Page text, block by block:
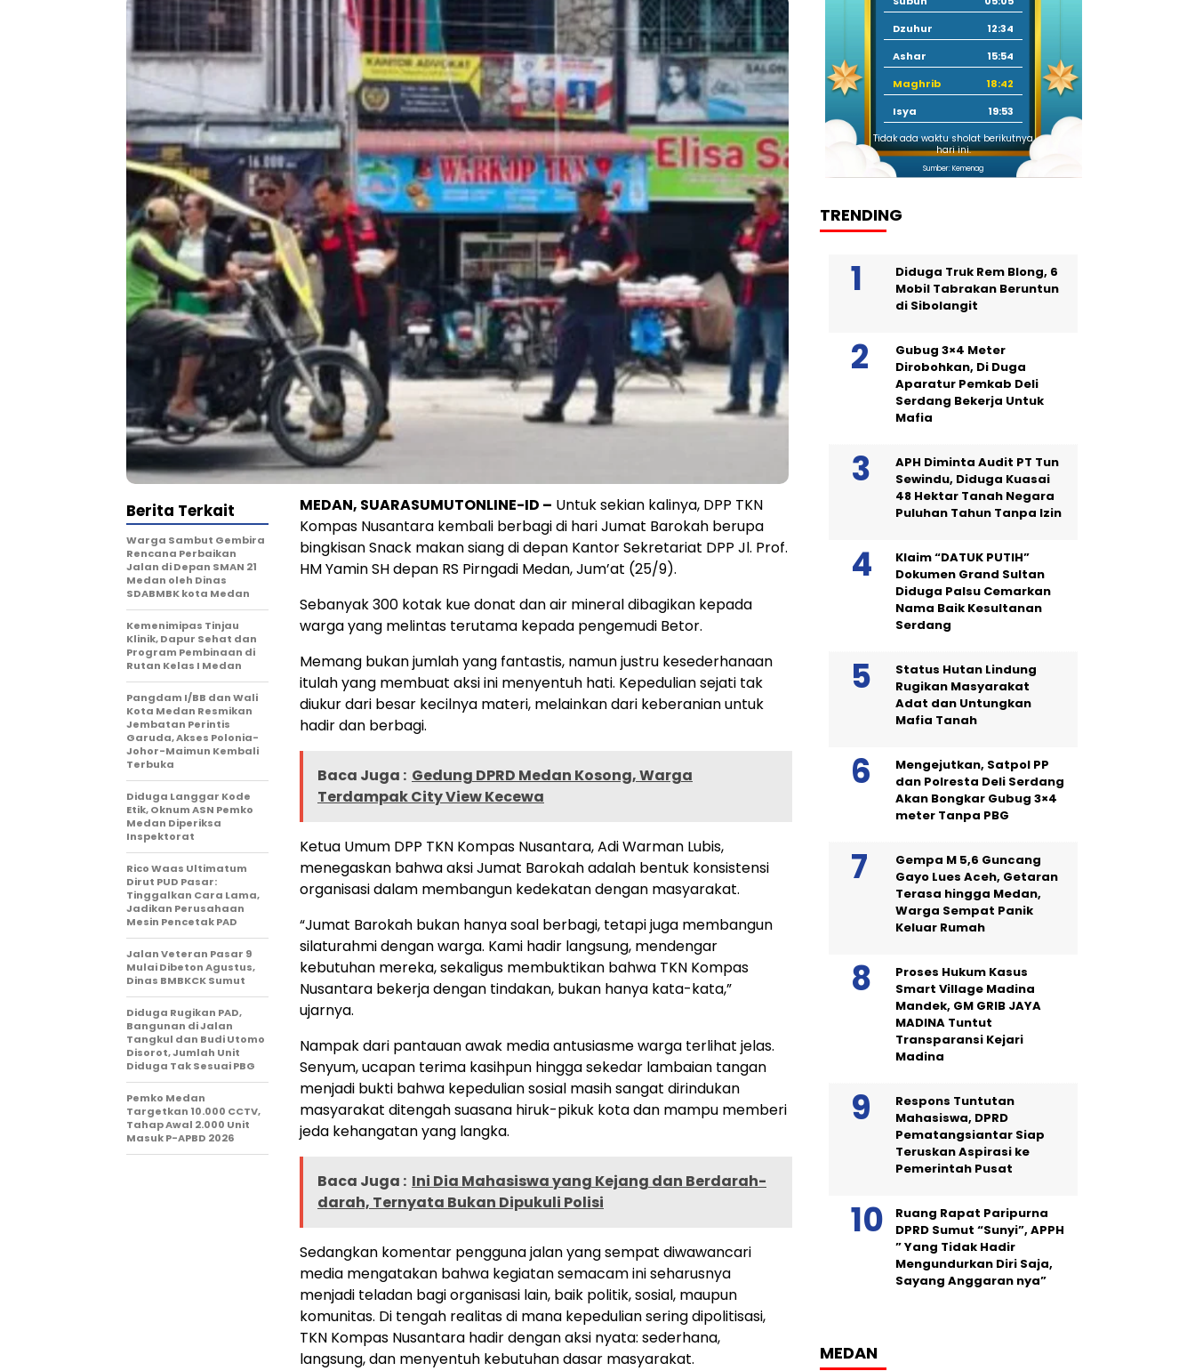
MEDAN, SUARASUMUTONLINE-ID – Untuk sekian kalinya, DPP TKN
Kompas Nusantara kembali berbagi di hari Jumat Barokah berupa
bingkisan Snack makan siang di depan Kantor Sekretariat DPP Jl. Prof.
HM Yamin SH depan RS Pirngadi Medan, Jum’at (25/9).
Sebanyak 300 kotak kue donat dan air mineral dibagikan kepada
warga yang melintas terutama kepada pengemudi Betor.
Memang bukan jumlah yang fantastis, namun justru kesederhanaan
itulah yang membuat aksi ini menyentuh hati. Kepedulian sejati tak
diukur dari besar kecilnya materi, melainkan dari keberanian untuk
hadir dan berbagi.
Baca Juga : Gedung DPRD Medan Kosong, Warga
Terdampak City View Kecewa
Ketua Umum DPP TKN Kompas Nusantara, Adi Warman Lubis,
menegaskan bahwa aksi Jumat Barokah adalah bentuk konsistensi
organisasi dalam membangun kedekatan dengan masyarakat.
“Jumat Barokah bukan hanya soal berbagi, tetapi juga membangun
silaturahmi dengan warga. Kami hadir langsung, mendengar
kebutuhan mereka, sekaligus membuktikan bahwa TKN Kompas
Nusantara bekerja dengan tindakan, bukan hanya kata-kata,”
ujarnya.
Nampak dari pantauan awak media antusiasme warga terlihat jelas.
Senyum, ucapan terima kasihpun hingga sekedar lambaian tangan
menjadi bukti bahwa kepedulian sosial masih sangat dirindukan
masyarakat ditengah suasana hiruk-pikuk kota dan mampu memberi
jeda kehangatan yang langka.
Baca Juga : Ini Dia Mahasiswa yang Kejang dan Berdarah-
darah, Ternyata Bukan Dipukuli Polisi
Sedangkan komentar pengguna jalan yang sempat diwawancari
media mengatakan bahwa kegiatan semacam ini seharusnya
menjadi teladan bagi organisasi lain, baik politik, sosial, maupun
komunitas. Di tengah realitas di mana kepedulian sering dipolitisasi,
TKN Kompas Nusantara hadir dengan aksi nyata: sederhana,
langsung, dan menyentuh kebutuhan dasar masyarakat.
Berita Terkait
Warga Sambut Gembira
Rencana Perbaikan
Jalan di Depan SMAN 21
Medan oleh Dinas
SDABMBK kota Medan
Kemenimipas Tinjau
Klinik, Dapur Sehat dan
Program Pembinaan di
Rutan Kelas I Medan
Pangdam I/BB dan Wali
Kota Medan Resmikan
Jembatan Perintis
Garuda, Akses Polonia-
Johor-Maimun Kembali
Terbuka
Diduga Langgar Kode
Etik, Oknum ASN Pemko
Medan Diperiksa
Inspektorat
Rico Waas Ultimatum
Dirut PUD Pasar:
Tinggalkan Cara Lama,
Jadikan Perusahaan
Mesin Pencetak PAD
Jalan Veteran Pasar 9
Mulai Dibeton Agustus,
Dinas BMBKCK Sumut
Diduga Rugikan PAD,
Bangunan di Jalan
Tangkul dan Budi Utomo
Disorot, Jumlah Unit
Diduga Tak Sesuai PBG
Pemko Medan
Targetkan 10.000 CCTV,
Tahap Awal 2.000 Unit
Masuk P-APBD 2026
Dzuhur
12:34
Ashar
15:54
Maghrib
18:42
Isya
19:53
Tidak ada waktu sholat berikutnya
hari ini.
Sumber: Kemenag
TRENDING
Diduga Truk Rem Blong, 6
Mobil Tabrakan Beruntun
di Sibolangit
Gubug 3×4 Meter
Dirobohkan, Di Duga
Aparatur Pemkab Deli
Serdang Bekerja Untuk
Mafia
APH Diminta Audit PT Tun
Sewindu, Diduga Kuasai
48 Hektar Tanah Negara
Puluhan Tahun Tanpa Izin
Klaim “DATUK PUTIH”
Dokumen Grand Sultan
Diduga Palsu Cemarkan
Nama Baik Kesultanan
Serdang
Status Hutan Lindung
Rugikan Masyarakat
Adat dan Untungkan
Mafia Tanah
Mengejutkan, Satpol PP
dan Polresta Deli Serdang
Akan Bongkar Gubug 3×4
meter Tanpa PBG
Gempa M 5,6 Guncang
Gayo Lues Aceh, Getaran
Terasa hingga Medan,
Warga Sempat Panik
Keluar Rumah
Proses Hukum Kasus
Smart Village Madina
Mandek, GM GRIB JAYA
MADINA Tuntut
Transparansi Kejari
Madina
Respons Tuntutan
Mahasiswa, DPRD
Pematangsiantar Siap
Teruskan Aspirasi ke
Pemerintah Pusat
Ruang Rapat Paripurna
DPRD Sumut “Sunyi”, APPH
” Yang Tidak Hadir
Mengundurkan Diri Saja,
Sayang Anggaran nya”
MEDAN